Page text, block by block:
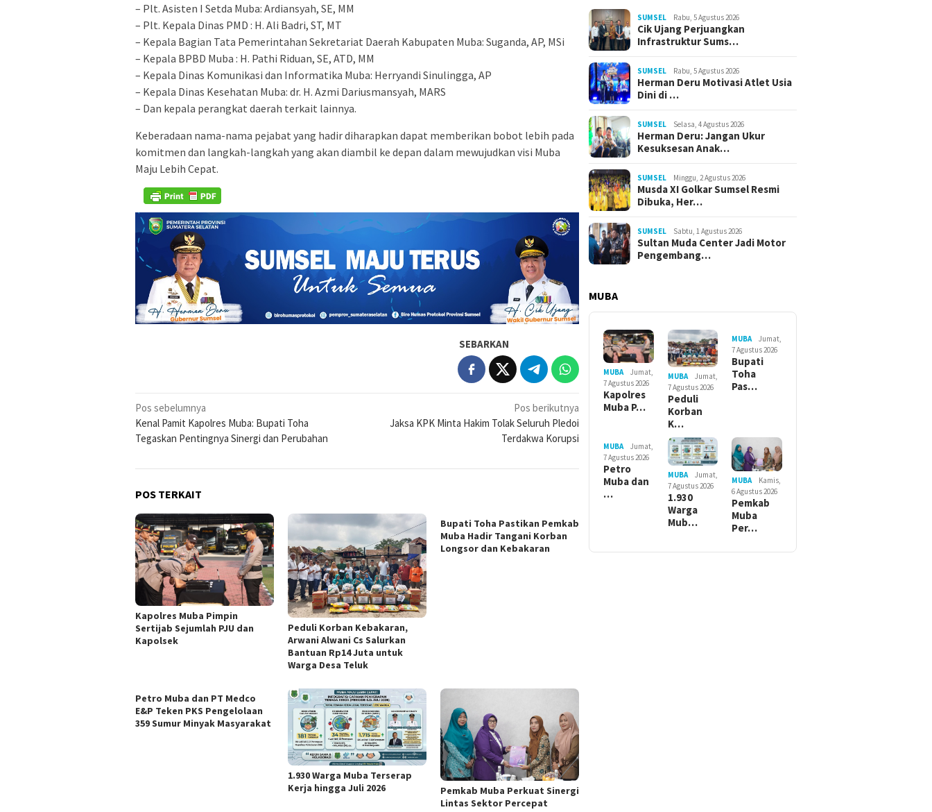
– Plt. Asisten I Setda Muba: Ardiansyah, SE, MM
– Plt. Kepala Dinas PMD : H. Ali Badri, ST, MT
– Kepala Bagian Tata Pemerintahan Sekretariat Daerah Kabupaten Muba: Suganda, AP, MSi
– Kepala BPBD Muba : H. Pathi Riduan, SE, ATD, MM
– Kepala Dinas Komunikasi dan Informatika Muba: Herryandi Sinulingga, AP
– Kepala Dinas Kesehatan Muba: dr. H. Azmi Dariusmansyah, MARS
– Dan kepala perangkat daerah terkait lainnya.
Keberadaan nama-nama pejabat yang hadir diharapkan dapat memberikan bobot lebih pada
komitmen dan langkah-langkah yang akan diambil ke depan dalam mewujudkan visi Muba
Maju Lebih Cepat.
SEBARKAN
Navigasi
pos
Pos sebelumnya
Kenal Pamit Kapolres Muba: Bupati Toha
Tegaskan Pentingnya Sinergi dan Perubahan
Pos berikutnya
Jaksa KPK Minta Hakim Tolak Seluruh Pledoi
Terdakwa Korupsi
POS TERKAIT
Kapolres Muba Pimpin
Sertijab Sejumlah PJU dan
Kapolsek
Peduli Korban Kebakaran,
Arwani Alwani Cs Salurkan
Bantuan Rp14 Juta untuk
Warga Desa Teluk
Bupati Toha Pastikan Pemkab
Muba Hadir Tangani Korban
Longsor dan Kebakaran
Petro Muba dan PT Medco
E&P Teken PKS Pengelolaan
359 Sumur Minyak Masyarakat
1.930 Warga Muba Terserap
Kerja hingga Juli 2026
Pemkab Muba Perkuat Sinergi
Lintas Sektor Percepat
SUMSEL Rabu, 5 Agustus 2026
Cik Ujang Perjuangkan
Infrastruktur Sums…
SUMSEL Rabu, 5 Agustus 2026
Herman Deru Motivasi Atlet Usia
Dini di …
SUMSEL Selasa, 4 Agustus 2026
Herman Deru: Jangan Ukur
Kesuksesan Anak…
SUMSEL Minggu, 2 Agustus 2026
Musda XI Golkar Sumsel Resmi
Dibuka, Her…
SUMSEL Sabtu, 1 Agustus 2026
Sultan Muda Center Jadi Motor
Pengembang…
MUBA
MUBA
Jumat,
7 Agustus 2026
Kapolres
Muba P…
MUBA
Jumat,
7 Agustus 2026
Peduli
Korban
K…
MUBA
Jumat,
7 Agustus 2026
Bupati
Toha
Pas…
MUBA
Jumat,
7 Agustus 2026
Petro
Muba dan
…
MUBA
Jumat,
7 Agustus 2026
1.930
Warga
Mub…
MUBA
Kamis,
6 Agustus 2026
Pemkab
Muba
Per…